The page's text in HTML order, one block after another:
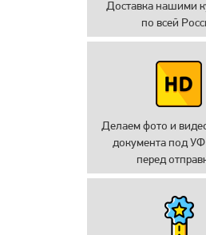
Доставка нашими
по всей
Делаем фото и
документа под
перед